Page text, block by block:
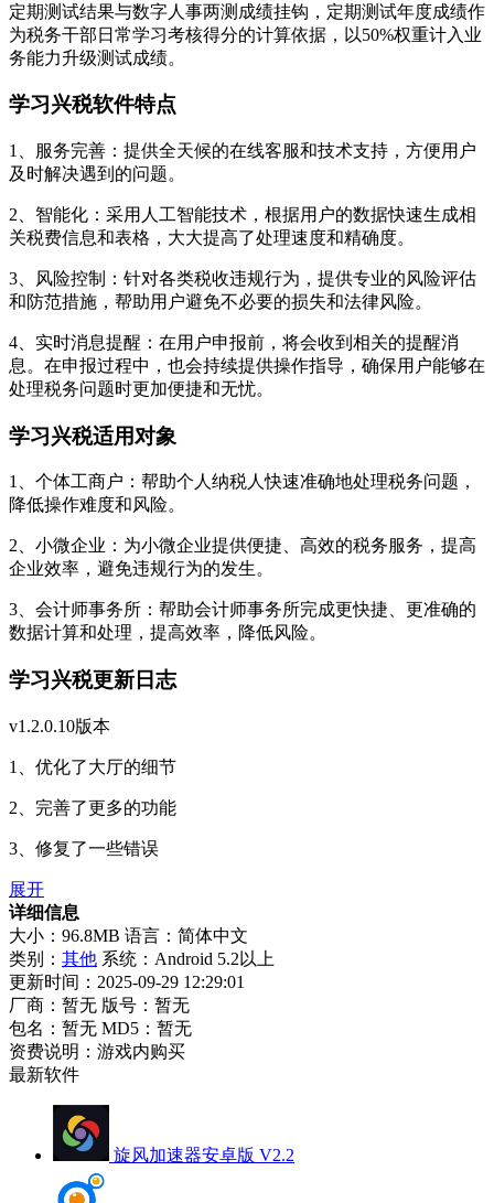
定期测试结果与数字人事两测成绩挂钩，定期测试年度成绩作
为税务干部日常学习考核得分的计算依据，以50%权重计入业
务能力升级测试成绩。
学习兴税软件特点
1、服务完善：提供全天候的在线客服和技术支持，方便用户
及时解决遇到的问题。
2、智能化：采用人工智能技术，根据用户的数据快速生成相
关税费信息和表格，大大提高了处理速度和精确度。
3、风险控制：针对各类税收违规行为，提供专业的风险评估
和防范措施，帮助用户避免不必要的损失和法律风险。
4、实时消息提醒：在用户申报前，将会收到相关的提醒消
息。在申报过程中，也会持续提供操作指导，确保用户能够在
处理税务问题时更加便捷和无忧。
学习兴税适用对象
1、个体工商户：帮助个人纳税人快速准确地处理税务问题，
降低操作难度和风险。
2、小微企业：为小微企业提供便捷、高效的税务服务，提高
企业效率，避免违规行为的发生。
3、会计师事务所：帮助会计师事务所完成更快捷、更准确的
数据计算和处理，提高效率，降低风险。
学习兴税更新日志
v1.2.0.10版本
1、优化了大厅的细节
2、完善了更多的功能
3、修复了一些错误
展开
详细信息
大小：96.8MB 语言：简体中文
类别： 其他 系统：Android 5.2以上
更新时间：2025-09-29 12:29:01
厂商：暂无 版号：暂无
包名：暂无 MD5：暂无
资费说明：游戏内购买
最新软件
旋风加速器安卓版 V2.2